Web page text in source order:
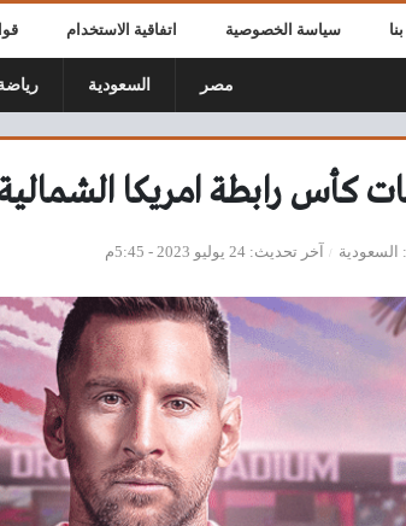
سياسة الخصوصية اتفاقية الاستخدام
مصر السعودية
كأس رابطة امريكا الشمالية
السعودية آخر تحديث 24 يوليو 2023 - 5:45م